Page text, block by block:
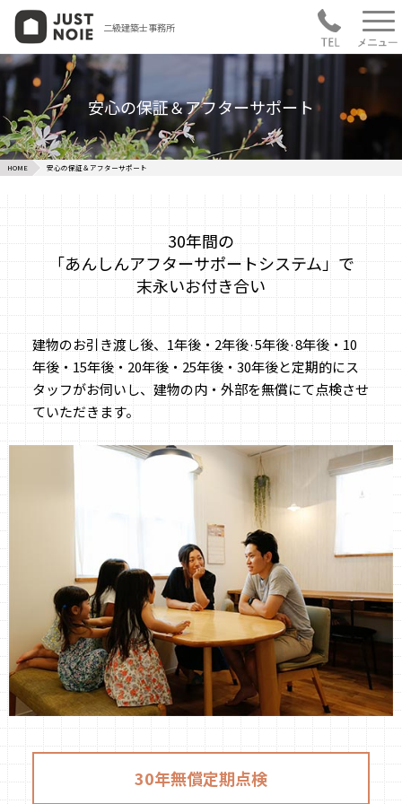
二級建築士事務所
安心の保証＆アフターサポート
HOME 安心の保証＆アフターサポート
30年間の
「あんしんアフターサポートシステム」で
末永いお付き合い
建物のお引き渡し後、1年後・2年後·5年後·8年後・10
年後・15年後・20年後・25年後・30年後と定期的にス
タッフがお伺いし、建物の内・外部を無償にて点検させ
ていただきます。
30年無償定期点検